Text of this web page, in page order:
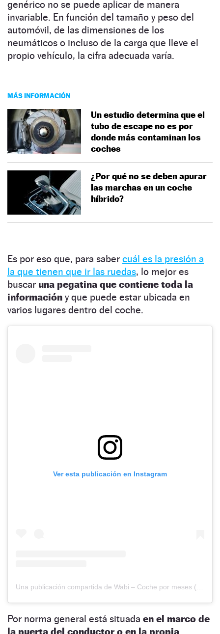
genérico no se puede aplicar de manera
invariable. En función del tamaño y peso del
automóvil, de las dimensiones de los
neumáticos o incluso de la carga que lleve el
propio vehículo, la cifra adecuada varía.
MÁS INFORMACIÓN
Un estudio determina que el
tubo de escape no es por
donde más contaminan los
coches
¿Por qué no se deben apurar
las marchas en un coche
híbrido?
Es por eso que, para saber cuál es la presión a
la que tienen que ir las ruedas, lo mejor es
buscar una pegatina que contiene toda la
información y que puede estar ubicada en
varios lugares dentro del coche.
Ver esta publicación en Instagram
Una publicación compartida de Wabi – Coche por meses (@wabi_car)
Por norma general está situada en el marco de